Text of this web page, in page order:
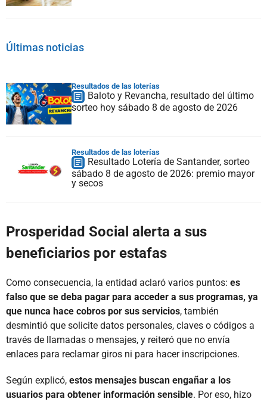
Últimas noticias
Resultados de las loterías
Baloto y Revancha, resultado del último
sorteo hoy sábado 8 de agosto de 2026
Resultados de las loterías
Resultado Lotería de Santander, sorteo
sábado 8 de agosto de 2026: premio mayor
y secos
Prosperidad Social alerta a sus
beneficiarios por estafas
Como consecuencia, la entidad aclaró varios puntos: es
falso que se deba pagar para acceder a sus programas, ya
que nunca hace cobros por sus servicios, también
desmintió que solicite datos personales, claves o códigos a
través de llamadas o mensajes, y reiteró que no envía
enlaces para reclamar giros ni para hacer inscripciones.
Según explicó, estos mensajes buscan engañar a los
usuarios para obtener información sensible. Por eso, hizo